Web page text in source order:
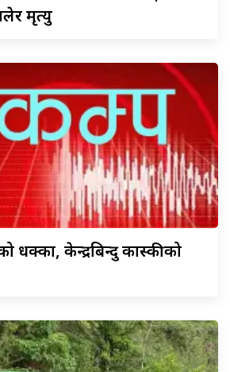
मृत्यु
धक्का, केन्द्रबिन्दु कास्कीको